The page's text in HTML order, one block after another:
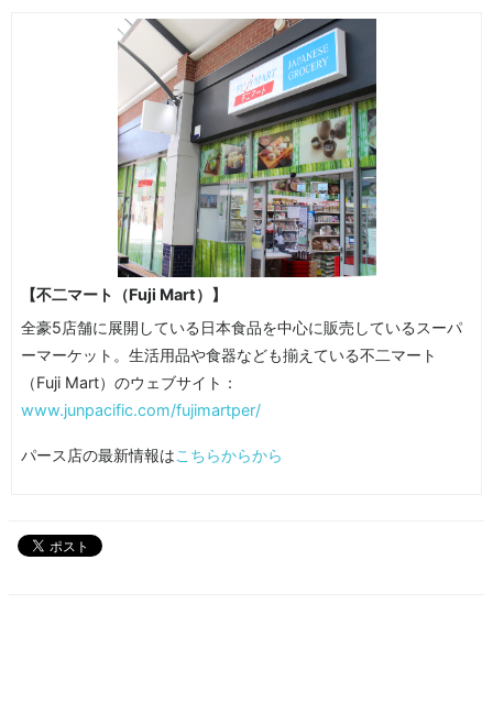
【不二マート（Fuji Mart）】
全豪5店舗に展開している日本食品を中心に販売しているスーパ
ーマーケット。生活用品や食器なども揃えている不二マート
（Fuji Mart）のウェブサイト：
www.junpacific.com/fujimartper/
パース店の最新情報はこちらからから